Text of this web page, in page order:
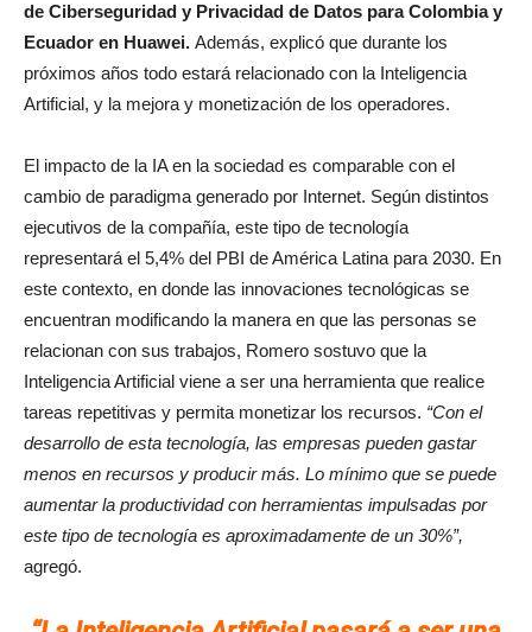
de Ciberseguridad y Privacidad de Datos para Colombia y
Ecuador en Huawei. Además, explicó que durante los
próximos años todo estará relacionado con la Inteligencia
Artificial, y la mejora y monetización de los operadores.
El impacto de la IA en la sociedad es comparable con el
cambio de paradigma generado por Internet. Según distintos
ejecutivos de la compañía, este tipo de tecnología
representará el 5,4% del PBI de América Latina para 2030. En
este contexto, en donde las innovaciones tecnológicas se
encuentran modificando la manera en que las personas se
relacionan con sus trabajos, Romero sostuvo que la
Inteligencia Artificial viene a ser una herramienta que realice
tareas repetitivas y permita monetizar los recursos. “Con el
desarrollo de esta tecnología, las empresas pueden gastar
menos en recursos y producir más. Lo mínimo que se puede
aumentar la productividad con herramientas impulsadas por
este tipo de tecnología es aproximadamente de un 30%”,
agregó.